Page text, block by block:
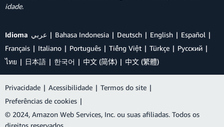
idade.
Idioma عربي Bahasa Indonesia Deutsch English
Español
Français
Italiano Português Tiếng Việt Türkçe
Ρусский
ไทย
日本語 한국어 中文 (简体) 中文 (繁體)
Privacidade | Acessibilidade | Termos do site |
Preferências de cookies |
© 2024, Amazon Web Services, Inc. ou suas afiliadas. Todos os
direitos reservados.